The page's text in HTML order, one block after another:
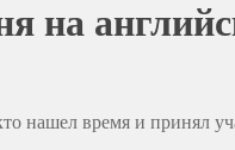
на
нашел время и принял